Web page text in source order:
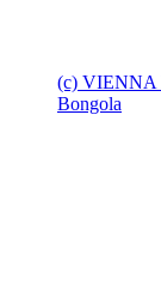
(c) VIENNA
Bongola